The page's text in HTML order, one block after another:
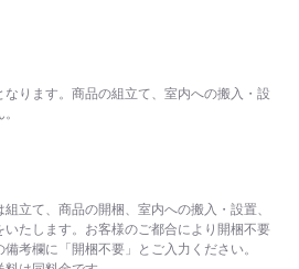
ります。商品の組立て、室内への搬入・設
立て、商品の開梱、室内への搬入・設置、
いたします。お客様のご都合により開梱不要
考欄に「開梱不要」とご入力ください。